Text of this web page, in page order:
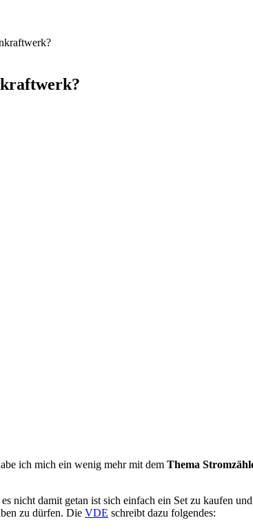
ich mich ein wenig mehr mit dem Thema
nicht damit getan ist sich einfach ein Set zu kaufen
zu dürfen. Die VDE schreibt dazu folgendes: